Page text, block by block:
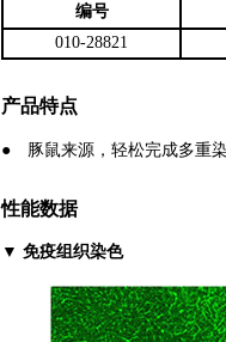
编号
010-28821
产品特点
● 豚鼠来源，轻松完成多重
性能数据
▼ 免疫组织染色